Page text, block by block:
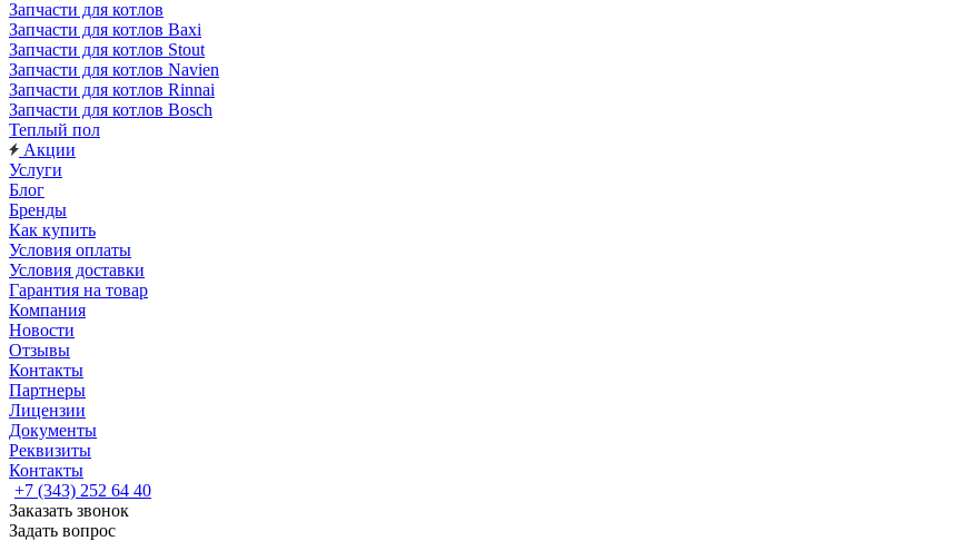
Запчасти для котлов
Запчасти для котлов Baxi
Запчасти для котлов Stout
Запчасти для котлов Navien
Запчасти для котлов Rinnai
Запчасти для котлов Bosch
Теплый пол
Акции
Услуги
Блог
Бренды
Как купить
Условия оплаты
Условия доставки
Гарантия на товар
Компания
Новости
Отзывы
Контакты
Партнеры
Лицензии
Документы
Реквизиты
Контакты
+7 (343) 252 64 40
Заказать звонок
Задать вопрос